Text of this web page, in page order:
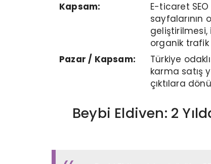
Kapsam:
E-ticaret
sayfalarının
organik
Pazar / Kapsam:
Türkiye
karma satış
çıktılara
Beybi Eldiven: 2